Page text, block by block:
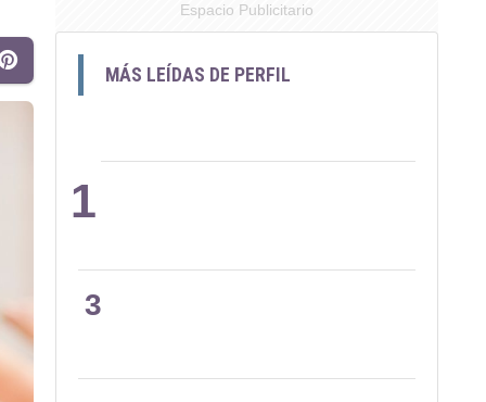
Espacio Publicitario
MÁS LEÍDAS DE PERFIL
1
2
3